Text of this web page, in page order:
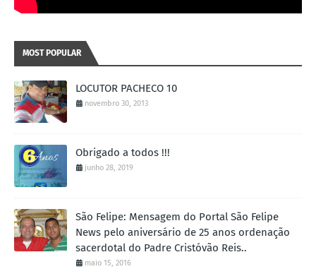
MOST POPULAR
LOCUTOR PACHECO 10
novembro 30, 2013
Obrigado a todos !!!
junho 28, 2019
São Felipe: Mensagem do Portal São Felipe
News pelo aniversário de 25 anos ordenação
sacerdotal do Padre Cristóvão Reis..
maio 15, 2016